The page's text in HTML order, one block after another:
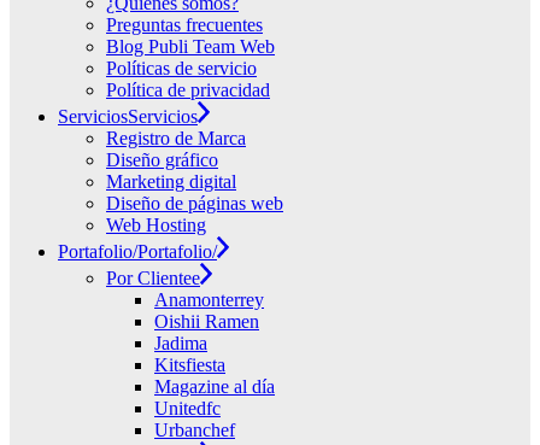
Preguntas frecuentes
Blog Publi Team Web
Políticas de servicio
Política de privacidad
ServiciosServicios
Registro de Marca
Diseño gráfico
Marketing digital
Diseño de páginas web
Web Hosting
Portafolio/Portafolio/
Por Clientee
Anamonterrey
Oishii Ramen
Jadima
Kitsfiesta
Magazine al día
Unitedfc
Urbanchef